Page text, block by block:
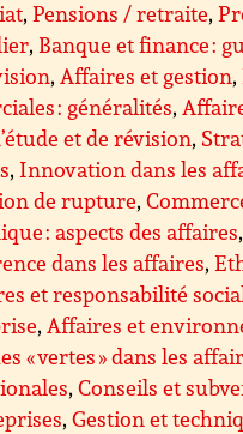
,Pensions / retraite,
, Banque et finance :
,Affaires et gestion,
: généralités,
et de révision,
, Innovation dans les
de rupture,
: aspects des affaires,
dans les affaires,
et responsabilité
,Affaires et
« vertes » dans les
,Conseils et
,Gestion et